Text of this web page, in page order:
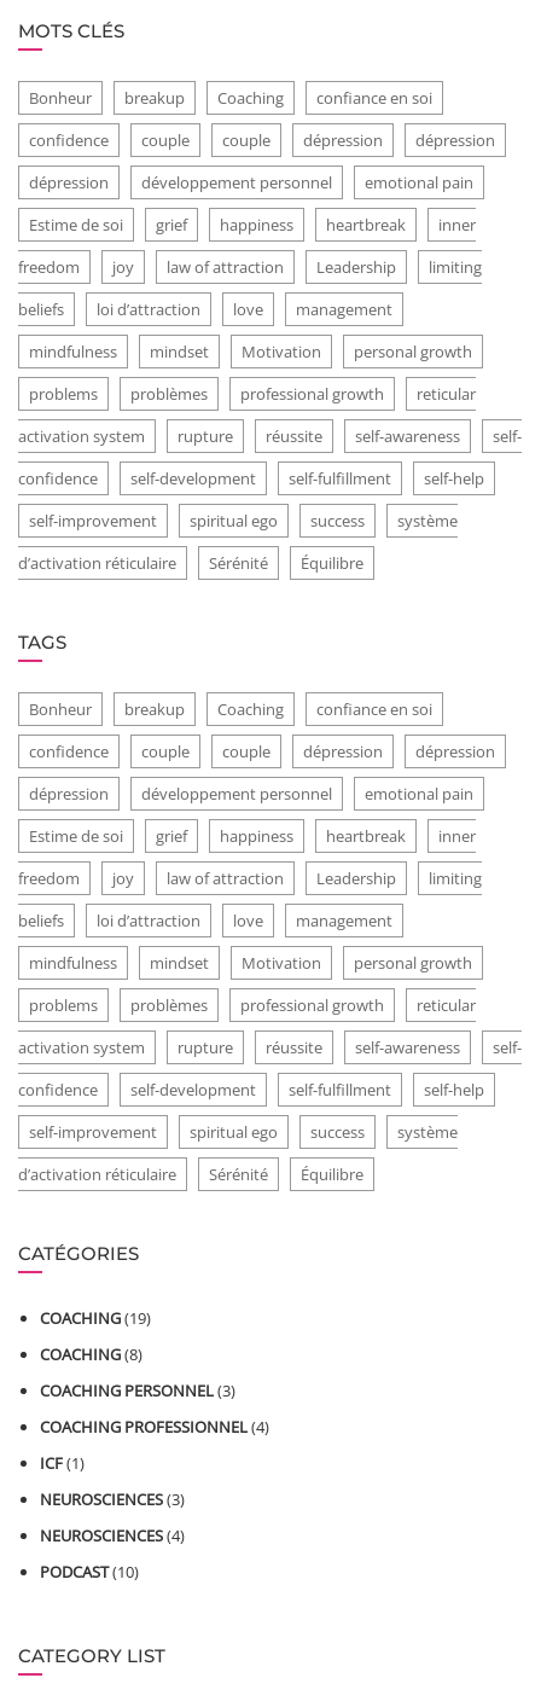
MOTS CLÉS
Bonheur breakup Coaching
confiance en soi
confidence
couple couple dépression
dépression
dépression
développement personnel
emotional pain
Estime de soi
grief happiness heartbreak
inner
freedom
joy law of attraction Leadership
limiting
beliefs
loi d’attraction love
management
mindfulness
mindset Motivation
personal growth
problems
problèmes professional growth
reticular
activation system
rupture réussite self-awareness
self-
confidence
self-development self-fulfillment
self-help
self-improvement
spiritual ego success
système
d’activation réticulaire
Sérénité Équilibre
TAGS
Bonheur breakup Coaching
confiance en soi
confidence
couple couple dépression
dépression
dépression
développement personnel
emotional pain
Estime de soi
grief happiness heartbreak
inner
freedom
joy law of attraction Leadership
limiting
beliefs
loi d’attraction love
management
mindfulness
mindset Motivation
personal growth
problems
problèmes professional growth
reticular
activation system
rupture réussite self-awareness
self-
confidence
self-development self-fulfillment
self-help
self-improvement
spiritual ego success
système
d’activation réticulaire
Sérénité Équilibre
CATÉGORIES
COACHING(19)
COACHING(8)
COACHING PERSONNEL(3)
COACHING PROFESSIONNEL(4)
ICF(1)
NEUROSCIENCES(3)
NEUROSCIENCES(4)
PODCAST(10)
CATEGORY LIST